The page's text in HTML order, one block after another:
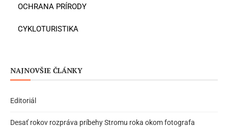
OCHRANA PRÍRODY
CYKLOTURISTIKA
NAJNOVŠIE ČLÁNKY
Editoriál
Desať rokov rozpráva príbehy Stromu roka okom fotografa